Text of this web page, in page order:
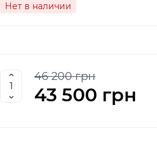
Нет в наличии
46 200 грн
43 500 грн